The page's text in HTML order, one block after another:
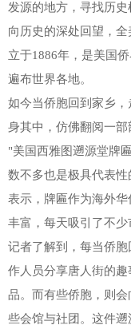
发源的地方，寻找历史
向历史的深处回望，
立于1886年，是美国
遍布世界各地。
如今当侨胞回到家乡
身其中，仿佛翻阅一部
"美国西雅图遡源堂牌
数不多也是极具代表
表示，牌匾作为海外
丰富，每天吸引了不少
记者了解到，每当侨
作人员分享唐人街的
品。而有些侨胞，则
些会馆与社团。这件遡